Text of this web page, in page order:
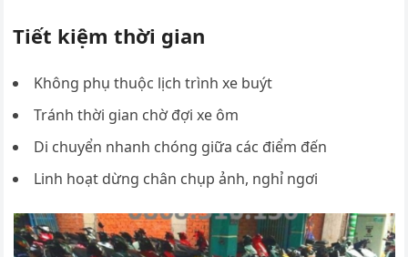
Tiết kiệm thời gian
Không phụ thuộc lịch trình xe buýt
Tránh thời gian chờ đợi xe ôm
Di chuyển nhanh chóng giữa các điểm đến
Linh hoạt dừng chân chụp ảnh, nghỉ ngơi